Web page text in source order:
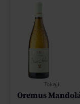
Tokaji
Oremus